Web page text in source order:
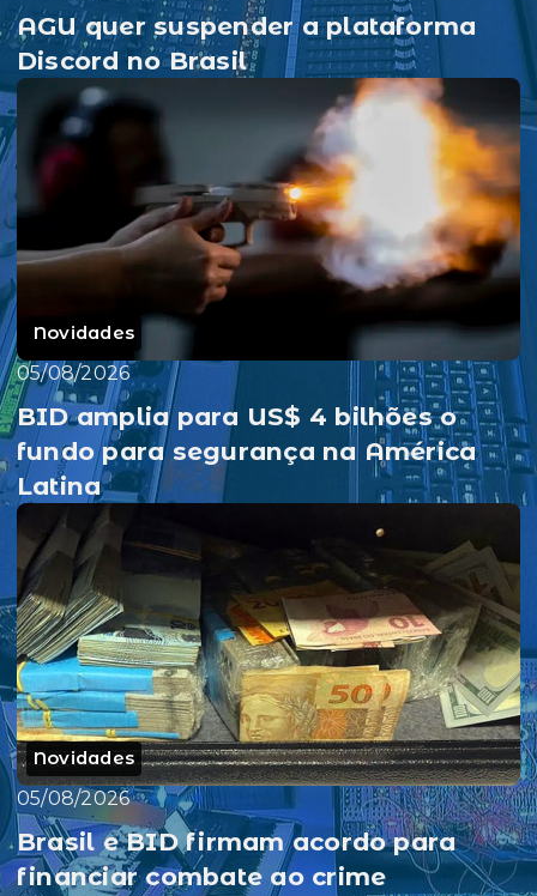
AGU quer suspender a plataforma
Discord no Brasil
Novidades
05/08/2026
BID amplia para US$ 4 bilhões o
fundo para segurança na América
Latina
Novidades
05/08/2026
Brasil e BID firmam acordo para
financiar combate ao crime